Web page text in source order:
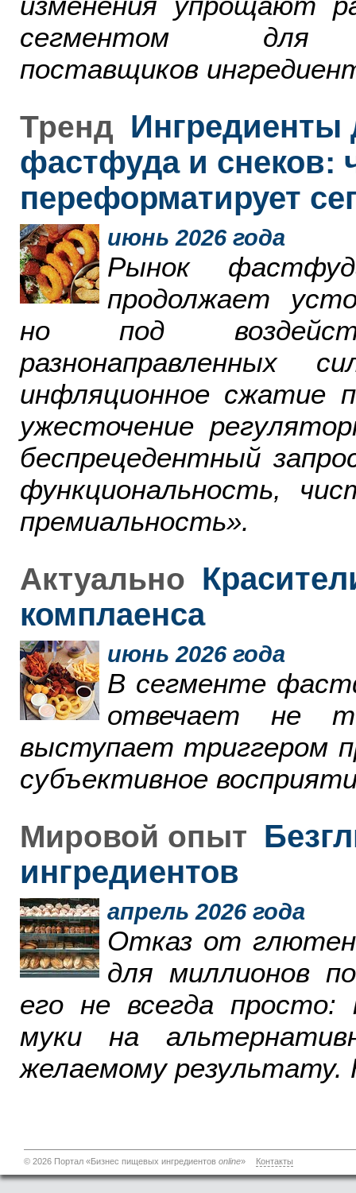
сегментом для
поставщиков
Тренд Ингредиенты
фастфуда и снеков:
переформатирует
июнь 2026 года
Рынок
продолжает
но под
инфляционное сжатие
ужесточение
беспрецедентный
функциональность,
премиальность».
Актуально
комплаенса
июнь 2026 года
В сегменте
отвечает не
выступает триггером
субъективное
Мировой опыт
ингредиентов
апрель 2026 года
Отказ от
для миллионов
его не всегда просто:
муки на
желаемому результату.
© 2026 Портал «Бизнес пищевых ингредиентов online» Контакты